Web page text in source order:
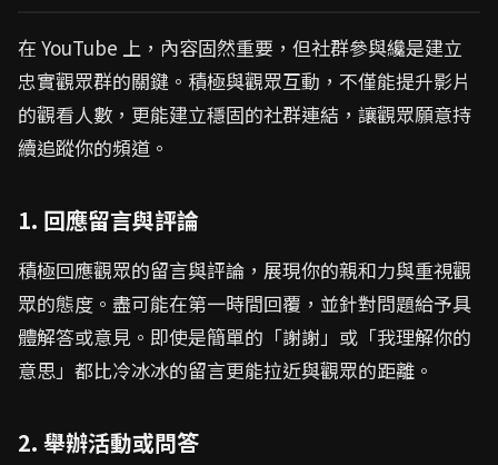
在 YouTube 上，內容固然重要，但社群參與纔是建立
忠實觀眾群的關鍵。積極與觀眾互動，不僅能提升影片
的觀看人數，更能建立穩固的社群連結，讓觀眾願意持
續追蹤你的頻道。
1. 回應留言與評論
積極回應觀眾的留言與評論，展現你的親和力與重視觀
眾的態度。盡可能在第一時間回覆，並針對問題給予具
體解答或意見。即使是簡單的「謝謝」或「我理解你的
意思」都比冷冰冰的留言更能拉近與觀眾的距離。
2. 舉辦活動或問答